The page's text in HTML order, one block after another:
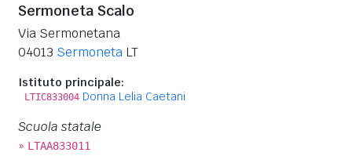
Sermoneta Scalo
Via Sermonetana
04013 Sermoneta LT
Istituto principale:
LTIC833004 Donna Lelia Caetani
Scuola statale
» LTAA833011